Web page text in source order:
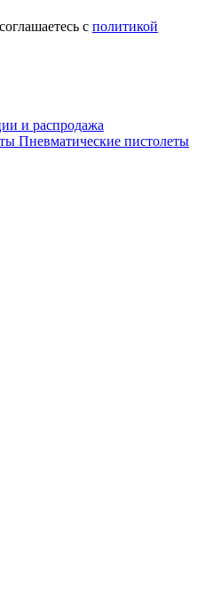
с политикой
и распродажа
Пневматические пистолеты